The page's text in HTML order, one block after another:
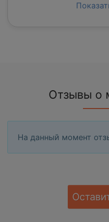
Отзывы о
На данный момент